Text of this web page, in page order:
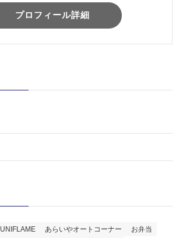
プロフィール詳細
UNIFLAME あらいやオートコーナー
お弁当